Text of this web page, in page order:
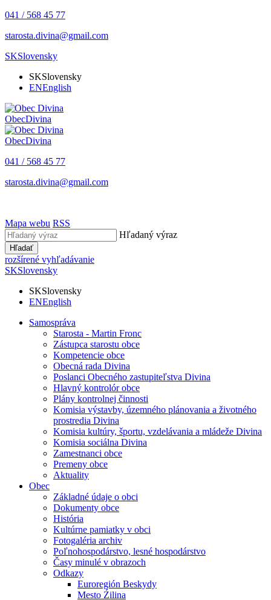
041 / 568 45 77
starosta.divina@gmail.com
SKSlovensky
SKSlovensky
ENEnglish
ObecDivina
ObecDivina
041 / 568 45 77
starosta.divina@gmail.com
Mapa webu RSS
Hľadaný výraz
Hľadať
rozšírené vyhľadávanie
SKSlovensky
SKSlovensky
ENEnglish
Samospráva
Starosta - Martin Fronc
Zástupca starostu obce
Kompetencie obce
Obecná rada Divina
Poslanci Obecného zastupiteľstva Divina
Hlavný kontrolór obce
Plány kontrolnej činnosti
Komisia výstavby, územného plánovania a životného
prostredia Divina
Komisia kultúry, športu, vzdelávania a mládeže Divina
Komisia sociálna Divina
Zamestnanci obce
Premeny obce
Aktuality
Obec
Základné údaje o obci
Dokumenty obce
História
Kultúrne pamiatky v obci
Fotogaléria archiv
Poľnohospodárstvo, lesné hospodárstvo
Časy minulé v obrazoch
Odkazy
Euroregión Beskydy
Mesto Źilina